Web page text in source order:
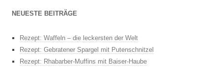
NEUESTE BEITRÄGE
Rezept: Waffeln – die leckersten der Welt
Rezept: Gebratener Spargel mit Putenschnitzel
Rezept: Rhabarber-Muffins mit Baiser-Haube